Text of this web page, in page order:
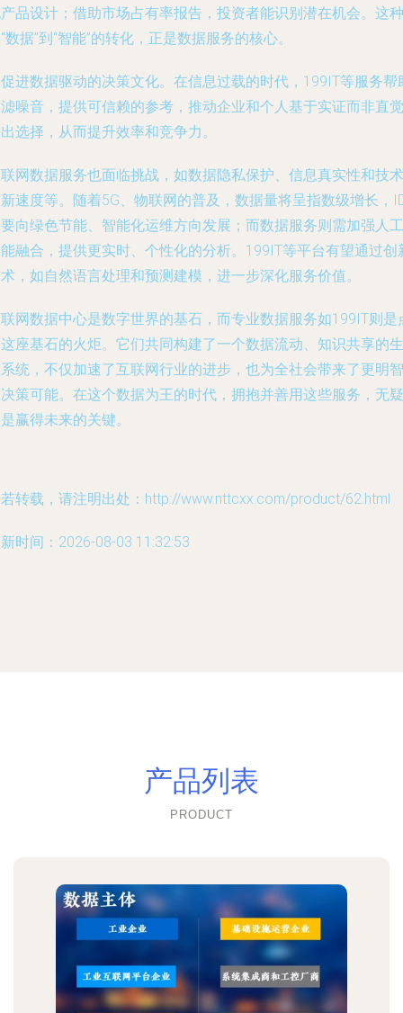
品设计；借助市场占有率报告，投资者能识别潜在机会。这种
数据”到“智能”的转化，正是数据服务的核心。
进数据驱动的决策文化。在信息过载的时代，199IT等服务帮
噪音，提供可信赖的参考，推动企业和个人基于实证而非直觉
选择，从而提升效率和竞争力。
网数据服务也面临挑战，如数据隐私保护、信息真实性和技术
速度等。随着5G、物联网的普及，数据量将呈指数级增长，
向绿色节能、智能化运维方向发展；而数据服务则需加强人工
融合，提供更实时、个性化的分析。199IT等平台有望通过创
，如自然语言处理和预测建模，进一步深化服务价值。
网数据中心是数字世界的基石，而专业数据服务如199IT则是
座基石的火炬。它们共同构建了一个数据流动、知识共享的生
统，不仅加速了互联网行业的进步，也为全社会带来了更明智
策可能。在这个数据为王的时代，拥抱并善用这些服务，无疑
赢得未来的关键。
转载，请注明出处：http://www.nttcxx.com/product/62.html
时间：2026-08-03 11:32:53
产品列表
PRODUCT